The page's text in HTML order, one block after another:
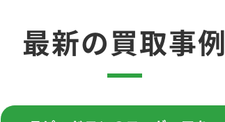
最新の買取事例